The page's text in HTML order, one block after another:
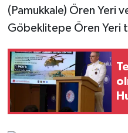
(Pamukkale) Ören Yeri
Göbeklitepe Ören Yeri